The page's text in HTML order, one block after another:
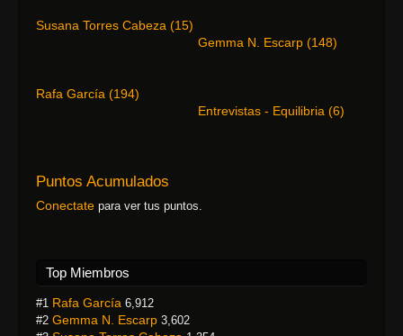
Susana Torres Cabeza (15)
Gemma N. Escarp (148)
Rafa García (194)
Entrevistas - Equilibria (6)
Puntos Acumulados
Conectate para ver tus puntos.
Top Miembros
#1 Rafa García 6,912
#2 Gemma N. Escarp 3,602